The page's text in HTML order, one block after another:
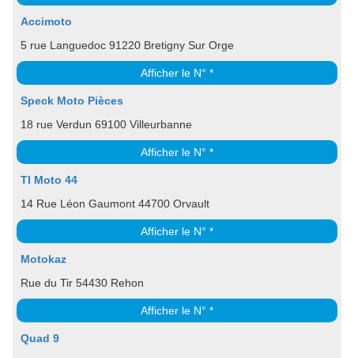
Accimoto
5 rue Languedoc 91220 Bretigny Sur Orge
Afficher le N° *
Speck Moto Pièces
18 rue Verdun 69100 Villeurbanne
Afficher le N° *
TI Moto 44
14 Rue Léon Gaumont 44700 Orvault
Afficher le N° *
Motokaz
Rue du Tir 54430 Rehon
Afficher le N° *
Quad 9